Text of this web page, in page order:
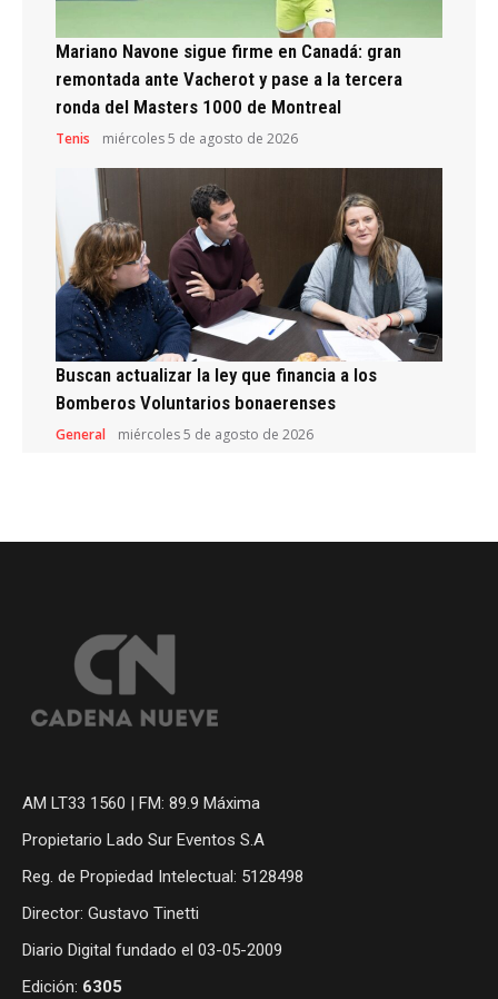
Mariano Navone sigue firme en Canadá: gran
remontada ante Vacherot y pase a la tercera
ronda del Masters 1000 de Montreal
Tenis miércoles 5 de agosto de 2026
Buscan actualizar la ley que financia a los
Bomberos Voluntarios bonaerenses
General miércoles 5 de agosto de 2026
AM LT33 1560 | FM: 89.9 Máxima
Propietario Lado Sur Eventos S.A
Reg. de Propiedad Intelectual: 5128498
Director: Gustavo Tinetti
Diario Digital fundado el 03-05-2009
Edición: 6305